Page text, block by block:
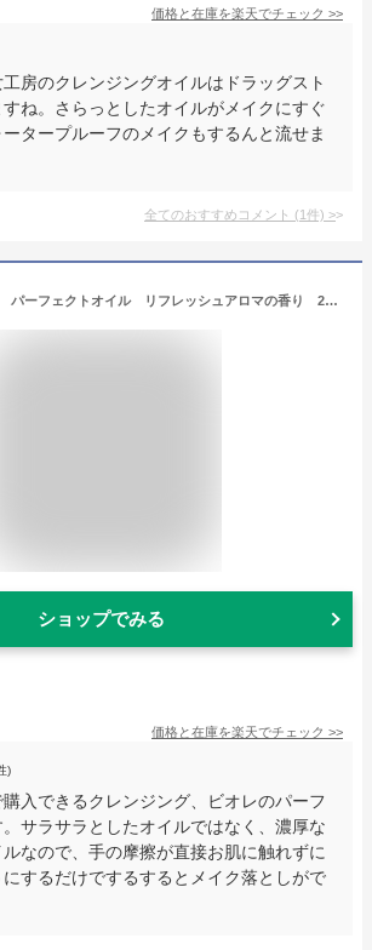
価格と在庫を楽天でチェック >>
房のクレンジングオイルはドラッグスト
ね。さらっとしたオイルがメイクにすぐ
タープルーフのメイクもするんと流せま
全てのおすすめコメント (1件) >
花王 ビオレ パーフェクトオイル リフレッシュアロマの香り 230ml
ショップでみる
価格と在庫を楽天でチェック >>
)
購入できるクレンジング、ビオレのパーフ
サラサラとしたオイルではなく、濃厚な
なので、手の摩擦が直接お肌に触れずに
するだけでするするとメイク落としがで